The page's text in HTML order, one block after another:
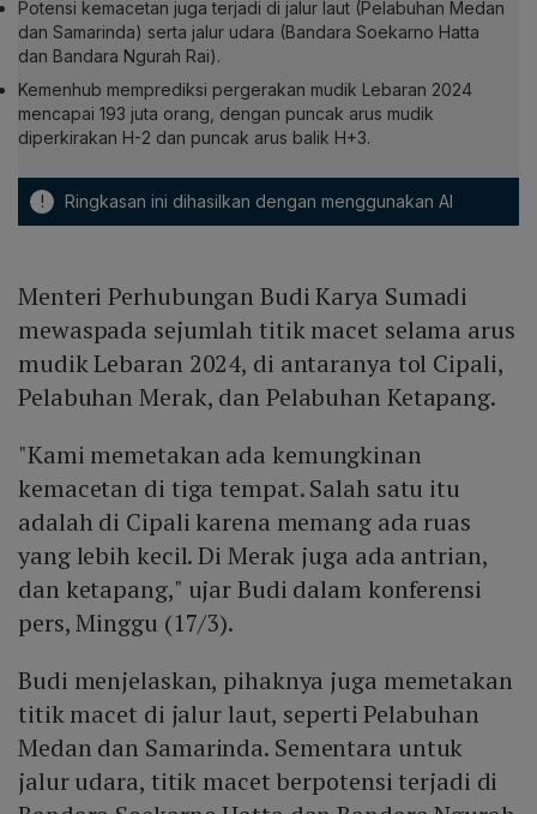
Potensi kemacetan juga terjadi di jalur laut (Pelabuhan Medan
dan Samarinda) serta jalur udara (Bandara Soekarno Hatta
dan Bandara Ngurah Rai).
Kemenhub memprediksi pergerakan mudik Lebaran 2024
mencapai 193 juta orang, dengan puncak arus mudik
diperkirakan H-2 dan puncak arus balik H+3.
! Ringkasan ini dihasilkan dengan menggunakan AI
Menteri Perhubungan Budi Karya Sumadi
mewaspada sejumlah titik macet selama arus
mudik Lebaran 2024, di antaranya tol Cipali,
Pelabuhan Merak, dan Pelabuhan Ketapang.
"Kami memetakan ada kemungkinan
kemacetan di tiga tempat. Salah satu itu
adalah di Cipali karena memang ada ruas
yang lebih kecil. Di Merak juga ada antrian,
dan ketapang," ujar Budi dalam konferensi
pers, Minggu (17/3).
Budi menjelaskan, pihaknya juga memetakan
titik macet di jalur laut, seperti Pelabuhan
Medan dan Samarinda. Sementara untuk
jalur udara, titik macet berpotensi terjadi di